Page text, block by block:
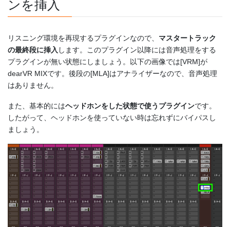
ンを挿入
リスニング環境を再現するプラグインなので、 マスタートラック
の最終段に挿入 します。このプラグイン以降には音声処理をする
プラグインが無い状態にしましょう。以下の画像では[VRM]が
dearVR MIXです。後段の[MLA]はアナライザーなので、音声処理
はありません。
また、基本的にはヘッドホンをした状態で使うプラグインです。
したがって、ヘッドホンを使っていない時は忘れずにバイパスし
ましょう。